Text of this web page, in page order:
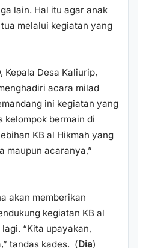
lain. Hal itu agar anak
melalui kegiatan yang
Kepala Desa Kaliurip,
acara milad
ini kegiatan yang
kelompok bermain di
KB al Hikmah yang
maupun acaranya,”
akan memberikan
kegiatan KB al
“Kita upayakan,
tandas kades. (Dia)